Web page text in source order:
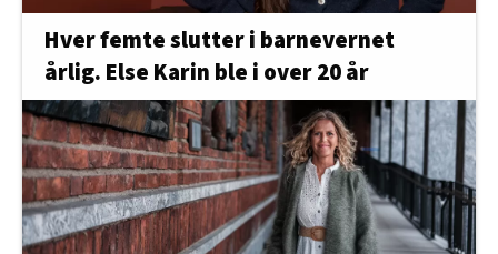
Hver femte slutter i barnevernet
årlig. Else Karin ble i over 20 år